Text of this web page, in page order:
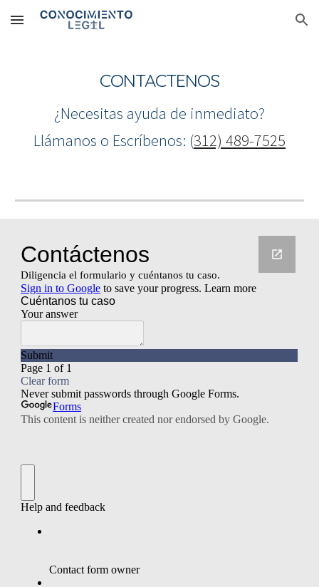
Skip to main content Skip to navigation
CONTACTENOS
¿Necesitas ayuda de inmediato?
Llámanos o Escríbenos: (312) 489-7525